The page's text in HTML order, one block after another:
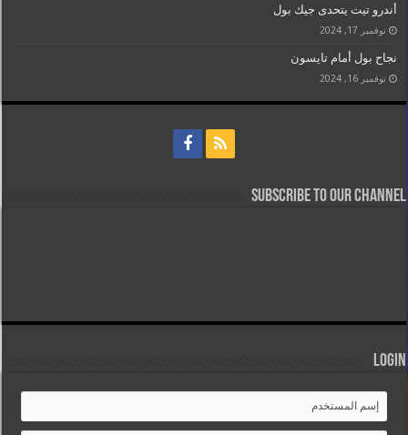
أندرو تيت يتحدى جيك بول
نوفمبر 17, 2024
نجاح بول أمام تايسون
نوفمبر 16, 2024
Subscribe to our Channel
Login